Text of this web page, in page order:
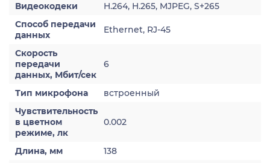
Видеокодеки
H.264, H.265, MJPEG, S+265
Способ передачи
данных
Ethernet, RJ-45
Скорость
передачи
данных, Мбит/сек
6
Тип микрофона
встроенный
Чувствительность
в цветном
режиме, лк
0.002
Длина, мм
138